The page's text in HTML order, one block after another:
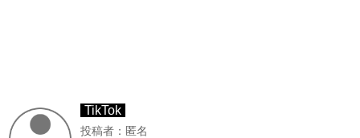
TikTok
投稿者：匿名